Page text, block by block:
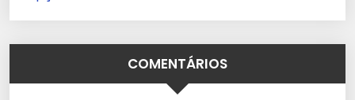
COMENTÁRIOS